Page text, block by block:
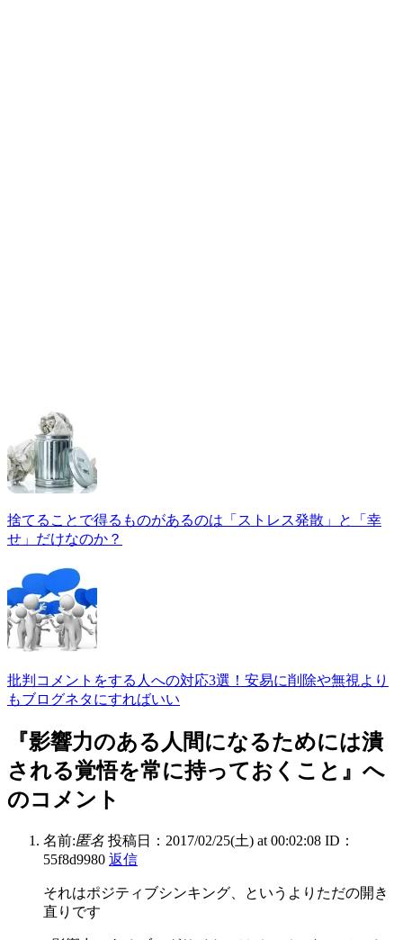
捨てることで得るものがあるのは「ストレス発散」と「幸
せ」だけなのか？
批判コメントをする人への対応3選！安易に削除や無視より
もブログネタにすればいい
『影響力のある人間になるためには潰
される覚悟を常に持っておくこと』へ
のコメント
名前:匿名 投稿日：2017/02/25(土) at 00:02:08 ID：
55f8d9980 返信
それはポジティブシンキング、というよりただの開き
直りです